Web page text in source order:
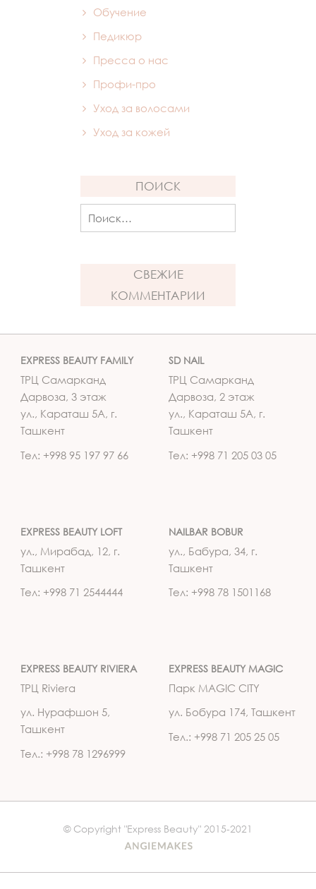
Обучение
Педикюр
Пресса о нас
Профи-про
Уход за волосами
Уход за кожей
ПОИСК
СВЕЖИЕ
КОММЕНТАРИИ
EXPRESS BEAUTY FAMILY
ТРЦ Самарканд
Дарвоза, 3 этаж
ул., Караташ 5А, г.
Ташкент
Тел: +998 95 197 97 66
SD NAIL
ТРЦ Самарканд
Дарвоза, 2 этаж
ул., Караташ 5А, г.
Ташкент
Тел: +998 71 205 03 05
EXPRESS BEAUTY LOFT
ул., Мирабад, 12, г.
Ташкент
Тел: +998 71 2544444
NAILBAR BOBUR
ул., Бабура, 34, г.
Ташкент
Тел: +998 78 1501168
EXPRESS BEAUTY RIVIERA
ТРЦ Riviera
ул. Нурафшон 5,
Ташкент
Тел.: +998 78 1296999
EXPRESS BEAUTY MAGIC
Парк MAGIC CITY
ул. Бобура 174, Ташкент
Тел.: +998 71 205 25 05
© Copyright "Express Beauty" 2015-2021